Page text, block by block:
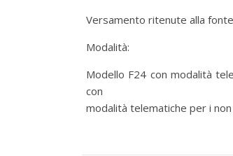
Versamento ritenute alla
Modalità:
Modello F24 con modalità
con
modalità telematiche per i